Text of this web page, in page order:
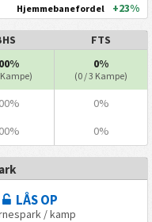
Hjemmebanefordel +23%
FTS
0%
(0 / 3 Kampe)
0%
0%
LÅS OP
/ kamp